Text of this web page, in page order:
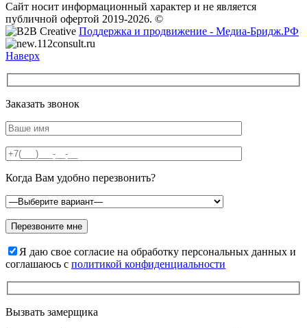
Сайт носит информационный характер и не является
публичной офертой 2019-2026. ©
Поддержка и продвижение - Медиа-Бридж.РФ
Наверх
Заказать звонок
Когда Вам удобно перезвонить?
Я даю свое согласие на обработку персональных данных и
соглашаюсь с политикой конфиденциальности
Вызвать замерщика